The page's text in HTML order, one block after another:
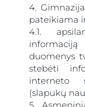
4.
pateikiama
4.1.
duomenys
stebėti
interneto
(slapukų